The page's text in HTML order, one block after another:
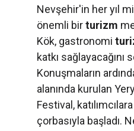
Nevşehir'in her yıl
önemli birturizm
Kök, gastronomi
katkı sağlayacağını
Konuşmaların
alanında kurulan
Festival,
çorbasıyla başladı.